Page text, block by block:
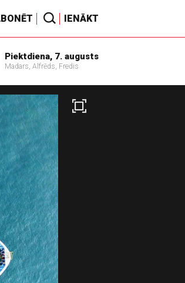
IENĀKT
Piektdiena, 7. augusts
Madars, Alfrēds, Fredis